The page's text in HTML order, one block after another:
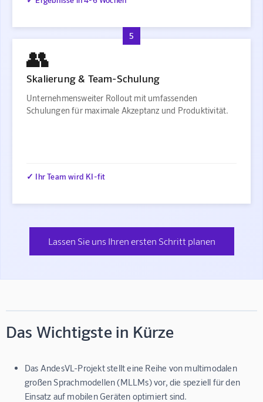
5
👥
Skalierung & Team-Schulung
Unternehmensweiter Rollout mit umfassenden
Schulungen für maximale Akzeptanz und Produktivität.
✓ Ihr Team wird KI-fit
Lassen Sie uns Ihren ersten Schritt planen
Das Wichtigste in Kürze
Das AndesVL-Projekt stellt eine Reihe von multimodalen
großen Sprachmodellen (MLLMs) vor, die speziell für den
Einsatz auf mobilen Geräten optimiert sind.